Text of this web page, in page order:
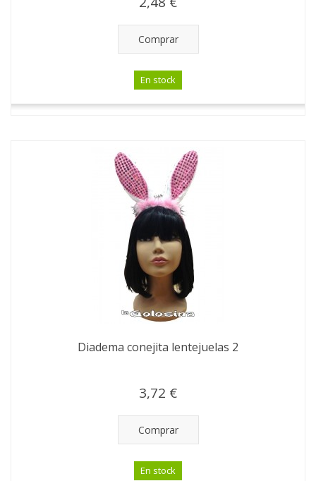
Comprar
En stock
Diadema conejita lentejuelas 2
3,72 €
Comprar
En stock